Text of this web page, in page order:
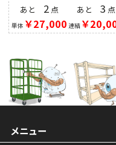
あと 2 点
単体 ￥27,000
あと 3 点
連結￥
メニュー